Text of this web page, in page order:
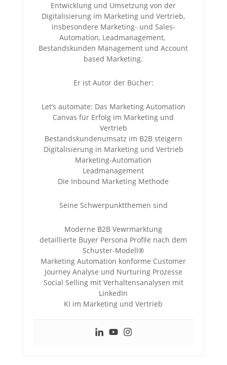
Entwicklung und Umsetzung von der
Digitalisierung im Marketing und Vertrieb,
insbesondere Marketing- und Sales-
Automation, Leadmanagement,
Bestandskunden Management und Account
based Marketing.
Er ist Autor der Bücher:
Let‘s automate: Das Marketing Automation
Canvas für Erfolg im Marketing und
Vertrieb
Bestandskundenumsatz im B2B steigern
Digitalisierung in Marketing und Vertrieb
Marketing-Automation
Leadmanagement
Die Inbound Marketing Methode
Seine Schwerpunktthemen sind
Moderne B2B Vewrmarktung
detaillierte Buyer Persona Profile nach dem
Schuster-Modell®
Marketing Automation konforme Customer
Journey Analyse und Nurturing Prozesse
Social Selling mit Verhaltensanalysen mit
LinkedIn
KI im Marketing und Vertrieb